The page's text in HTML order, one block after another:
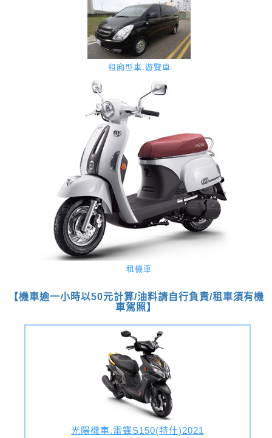
租廂型車.遊覽車
租機車
【機車逾一小時以50元計算/油料請自行負責/租車須有機
車駕照】
光陽機車.雷霆S150(特仕)2021